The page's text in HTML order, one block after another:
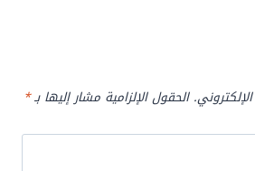
الحقول الإلزامية مشار إليها بـ*